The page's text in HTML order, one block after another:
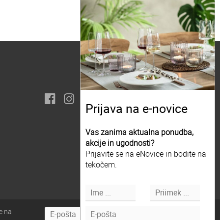
Prijava na e-novice
Vas zanima aktualna ponudba,
akcije in ugodnosti?
Prijavite se na eNovice in bodite na
tekočem.
na